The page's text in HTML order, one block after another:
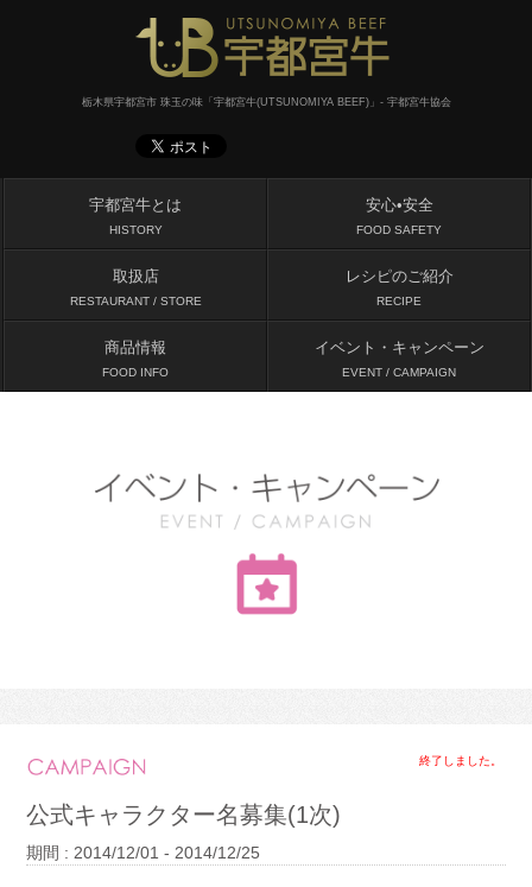
栃木県宇都宮市 珠玉の味「宇都宮牛(UTSUNOMIYA BEEF)」- 宇都宮牛協会
宇都宮牛とは
HISTORY
安心•安全
FOOD SAFETY
取扱店
RESTAURANT / STORE
レシピのご紹介
RECIPE
商品情報
FOOD INFO
イベント・キャンペーン
EVENT / CAMPAIGN
終了しました。
公式キャラクター名募集(1次)
期間 : 2014/12/01 - 2014/12/25